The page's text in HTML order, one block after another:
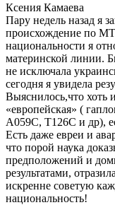
Ксения Камаева
Пару недель назад я
происхождение по
национальности я
материнской линии.
не исключала
сегодня я увидела
Выяснилось,что хоть
«европейская» (
A059C, T126C и др),
Есть даже евреи и
что порой наука
предположений и
результатами,
искренне советую
национальность!